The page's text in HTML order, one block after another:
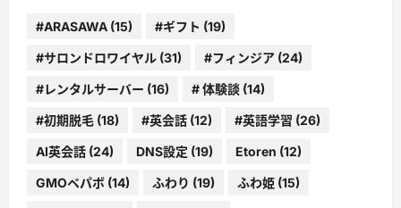
#ARASAWA (15) #ギフト (19)
#サロンドロワイヤル (31) #フィンジア (24)
#レンタルサーバー (16) # 体験談 (14)
#初期脱毛 (18) #英会話 (12) #英語学習 (26)
AI英会話 (24) DNS設定 (19) Etoren (12)
GMOペパボ (14) ふわり (19) ふわ姫 (15)